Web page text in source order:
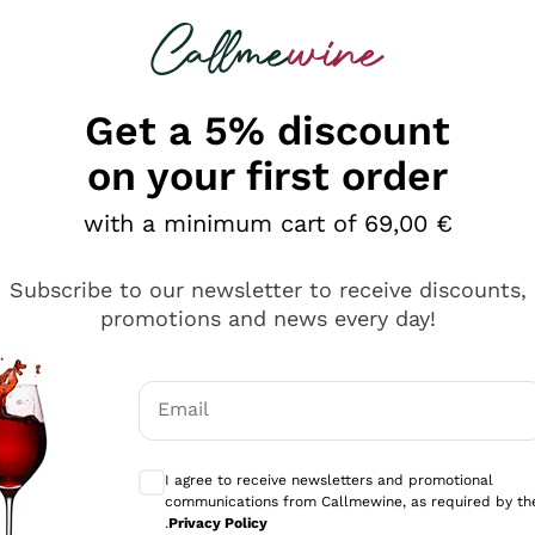
looking for
diversi e con un ampio range di prezzo. Le
Get a 5% discount
on your first order
with a minimum cart of 69,00 €
Subscribe to our newsletter to receive discounts,
promotions and news every day!
Email
I agree to receive newsletters and promotional
communications from Callmewine, as required by
.Privacy Policy